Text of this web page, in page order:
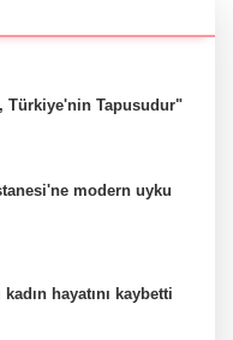
Türkiye'nin Tapusudur"
modern uyku
kadın hayatını kaybetti